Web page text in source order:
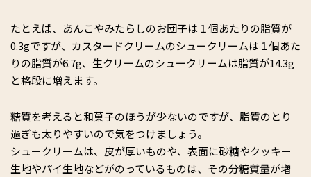
たとえば、あんこやみたらしのお団子は１個あたりの脂質が
0.3gですが、カスタードクリームのシュークリームは１個あた
りの脂質が6.7g、生クリームのシュークリームは脂質が14.3g
と格段に増えます。
糖質を考えると和菓子のほうが少ないのですが、脂質のとり
過ぎも太りやすいので気をつけましょう。
シュークリームは、皮が厚いものや、表面に砂糖やクッキー
生地やパイ生地などがのっているものは、その分糖質量が増